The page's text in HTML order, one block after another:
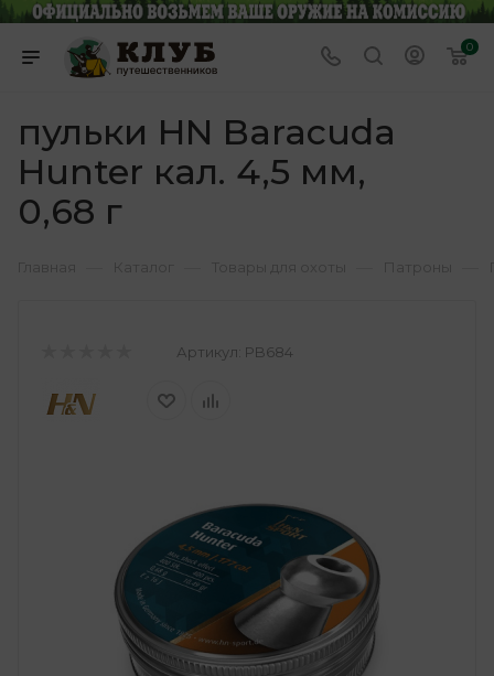
0
пульки HN Baracuda
Hunter кал. 4,5 мм,
0,68 г
Артикул: PB684